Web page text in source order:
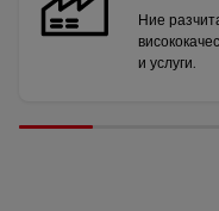
Ние
и услуги.